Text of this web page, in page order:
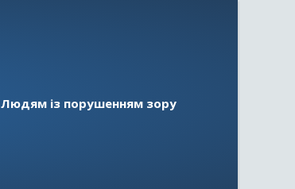
Людям із порушенням зору